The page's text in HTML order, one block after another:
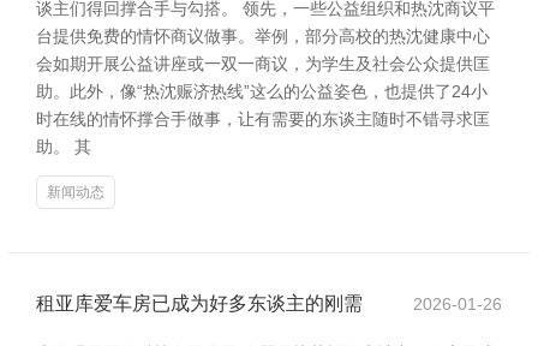
谈主们得回撑合手与勾搭。 领先，一些公益组织和热沈商议平
台提供免费的情怀商议做事。举例，部分高校的热沈健康中心
会如期开展公益讲座或一双一商议，为学生及社会公众提供匡
助。此外，像“热沈赈济热线”这么的公益姿色，也提供了24小
时在线的情怀撑合手做事，让有需要的东谈主随时不错寻求匡
助。 其
新闻动态
租亚库爱车房已成为好多东谈主的刚需 2026-01-26